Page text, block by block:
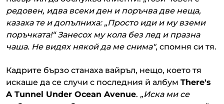
редовен, идва всеки ден и поръчва две неща,
казаха те и допълниха: „Просто иди и му вземи
поръчката!“ Занесох му кола без лед и празна
чаша. Не видях някой да ме снима", спомня си тя.
Кадрите бързо станаха вайръл, нещо, което тя
искаше да се случи с последния й албум There's
A Tunnel Under Ocean Avenue. „Иска ми се